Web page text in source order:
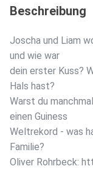
Beschreibung
Joscha und Liam
und wie war
dein erster Kuss?
Hals hast?
Warst du
einen Guiness
Weltrekord - was
Familie?
Oliver Rohrbeck: